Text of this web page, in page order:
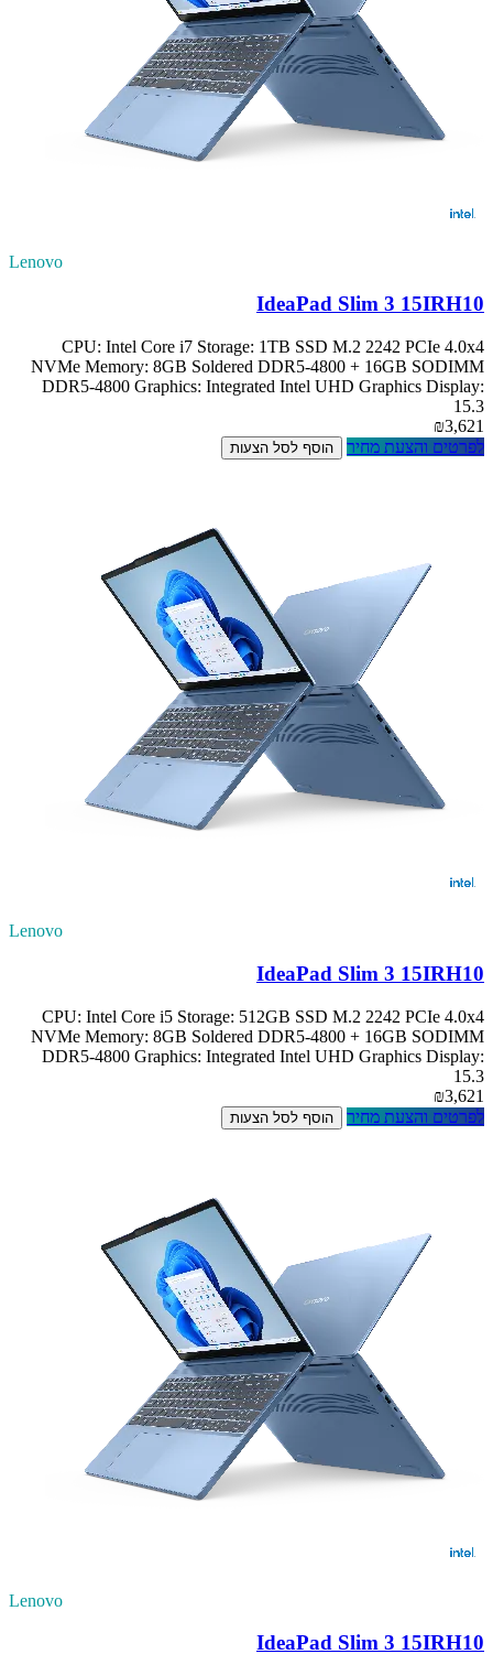
Lenovo
IdeaPad Slim 3 15IRH10
CPU: Intel Core i7 Storage: 1TB SSD M.2 2242 PCIe 4.0x4
NVMe Memory: 8GB Soldered DDR5-4800 + 16GB SODIMM
DDR5-4800 Graphics: Integrated Intel UHD Graphics Display:
15.3
₪3,621
לפרטים והצעת מחיר
הוסף לסל הצעות
Lenovo
IdeaPad Slim 3 15IRH10
CPU: Intel Core i5 Storage: 512GB SSD M.2 2242 PCIe 4.0x4
NVMe Memory: 8GB Soldered DDR5-4800 + 16GB SODIMM
DDR5-4800 Graphics: Integrated Intel UHD Graphics Display:
15.3
₪3,621
לפרטים והצעת מחיר
הוסף לסל הצעות
Lenovo
IdeaPad Slim 3 15IRH10